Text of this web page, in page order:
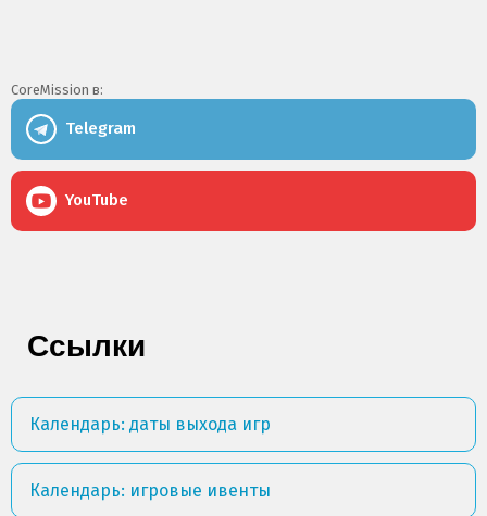
CoreMission в:
Telegram
YouTube
Ссылки
Календарь: даты выхода игр
Календарь: игровые ивенты